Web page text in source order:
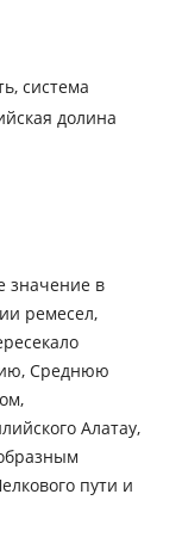
система
долина
значение в
ремесел,
Среднюю
Алатау,
пути и